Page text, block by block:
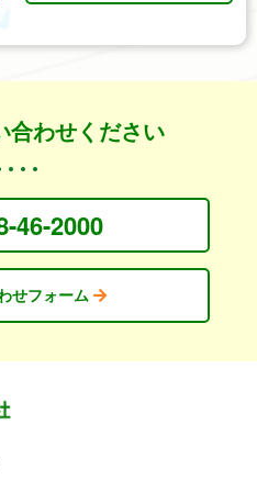
合わせください
46-2000
せフォーム